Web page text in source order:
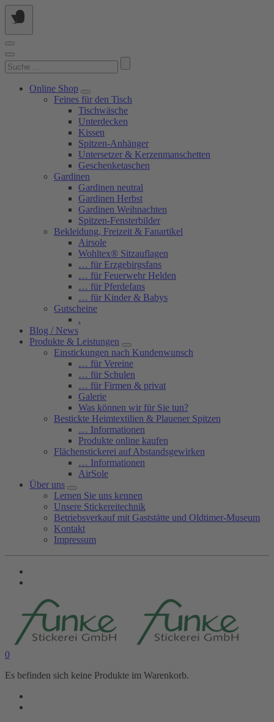
Springe
zum
Suchen
nach:
Online Shop
Feines für den Tisch
Tischwäsche
Unterdecken
Kissen
Spitzen-Anhänger
Untersetzer & Kerzenmanschetten
Geschenketaschen
Gardinen
Gardinen neutral
Gardinen Herbst
Gardinen Weihnachten
Spitzen-Fensterbilder
Bekleidung, Freizeit & Fanartikel
Airsole
Wohltex® Sitzauflagen
… für Erzgebirgsfans
… für Feuerwehr Helden
… für Pferdefans
… für Kinder & Babys
Gutscheine
.
Blog / News
Produkte & Leistungen
Einstickungen nach Kundenwunsch
… für Vereine
… für Schulen
… für Firmen & privat
Galerie
Was können wir für Sie tun?
Bestickte Heimtextilien & Plauener Spitzen
… Informationen
Produkte online kaufen
Flächenstickerei auf Abstandsgewirken
… Informationen
AirSole
Über uns
Lernen Sie uns kennen
Unsere Stickereitechnik
Betriebsverkauf mit Gaststätte und Oldtimer-Museum
Kontakt
Impressum
0
Es befinden sich keine Produkte im Warenkorb.